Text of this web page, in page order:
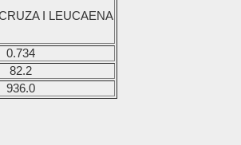
I LEUCAENA
0.734
82.2
936.0